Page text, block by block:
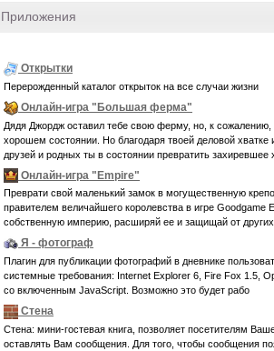
Приложения
Открытки
Перерожденный каталог открыток на все случаи жизни
Онлайн-игра "Большая ферма"
Дядя Джордж оставил тебе свою ферму, но, к сожалению,
хорошем состоянии. Но благодаря твоей деловой хватке
друзей и родных ты в состоянии превратить захиревшее
Онлайн-игра "Empire"
Преврати свой маленький замок в могущественную
правителем величайшего королевства в игре Goodgame
собственную империю, расширяй ее и защищай от других
Я - фотограф
Плагин для публикации фотографий в дневнике
системные требования: Internet Explorer 6, Fire Fox 1.5,
со включенным JavaScript. Возможно это будет рабо
Стена
Стена: мини-гостевая книга, позволяет посетителям
оставлять Вам сообщения. Для того, чтобы сообщения